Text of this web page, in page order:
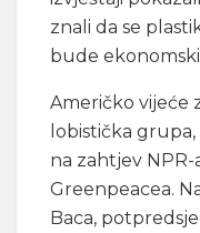
znali da se
bude
Američko vijeće
lobistička
na zahtjev
Greenpeacea.
Baca,